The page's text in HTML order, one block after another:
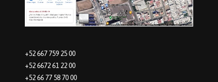
+52 667 759 25 00
+52 6672 61 22 00
+52 66 77 58 70 00